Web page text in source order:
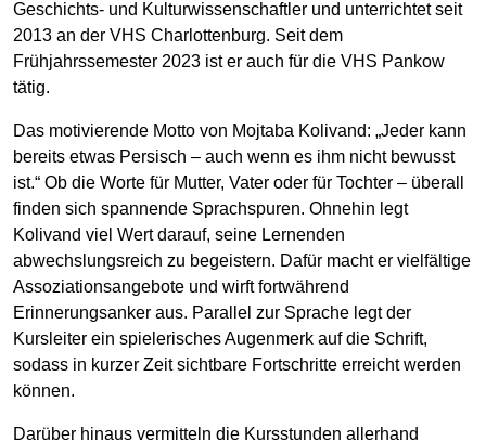
Geschichts- und Kulturwissenschaftler und unterrichtet seit
2013 an der VHS Charlottenburg. Seit dem
Frühjahrssemester 2023 ist er auch für die VHS Pankow
tätig.
Das motivierende Motto von Mojtaba Kolivand: „Jeder kann
bereits etwas Persisch – auch wenn es ihm nicht bewusst
ist.“ Ob die Worte für Mutter, Vater oder für Tochter – überall
finden sich spannende Sprachspuren. Ohnehin legt
Kolivand viel Wert darauf, seine Lernenden
abwechslungsreich zu begeistern. Dafür macht er vielfältige
Assoziationsangebote und wirft fortwährend
Erinnerungsanker aus. Parallel zur Sprache legt der
Kursleiter ein spielerisches Augenmerk auf die Schrift,
sodass in kurzer Zeit sichtbare Fortschritte erreicht werden
können.
Darüber hinaus vermitteln die Kursstunden allerhand